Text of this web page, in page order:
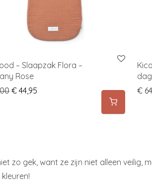
– Slaapzak Flora –
Rose
Original price was: € 67,00.
€44,95Current price is: € 44,95.
€
zo gek, want ze zijn niet alleen veilig,